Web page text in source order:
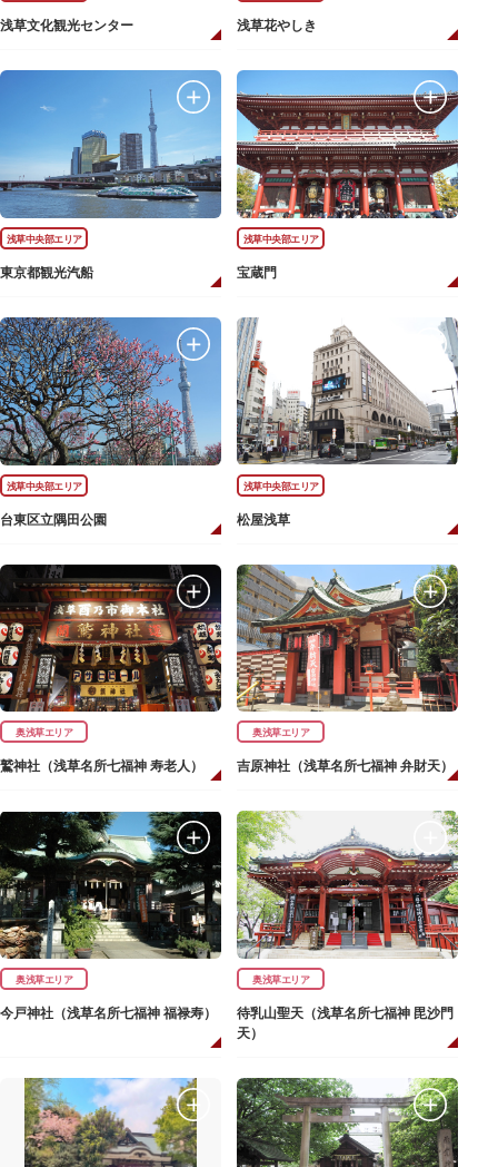
浅草文化観光センター 浅草花やしき
浅草中央部エリア
東京都観光汽船
浅草中央部エリア
宝蔵門
浅草中央部エリア
台東区立隅田公園
浅草中央部エリア
松屋浅草
奥浅草エリア
鷲神社（浅草名所七福神 寿老人）
奥浅草エリア
吉原神社（浅草名所七福神 弁財天）
奥浅草エリア
今戸神社（浅草名所七福神 福禄寿）
奥浅草エリア
待乳山聖天（浅草名所七福神 毘沙門
天）